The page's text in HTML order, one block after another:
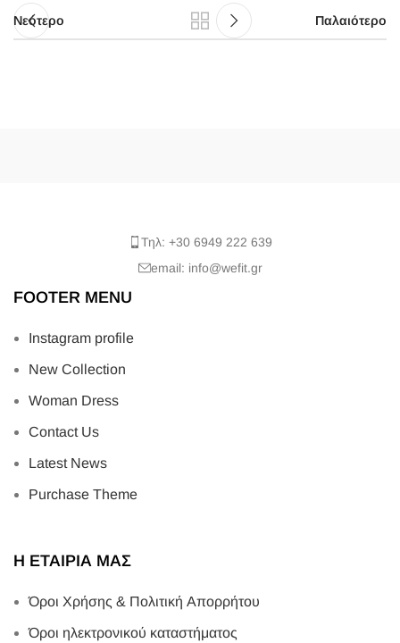
Νεότερο Παλαιότερο
Τηλ: +30 6949 222 639
email: info@wefit.gr
FOOTER MENU
Instagram profile
New Collection
Woman Dress
Contact Us
Latest News
Purchase Theme
Η ΕΤΑΙΡΙΑ ΜΑΣ
Όροι Χρήσης & Πολιτική Απορρήτου
Όροι ηλεκτρονικού καταστήματος